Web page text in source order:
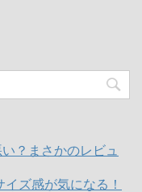
？まさかのレビュ
ズ感が気になる！